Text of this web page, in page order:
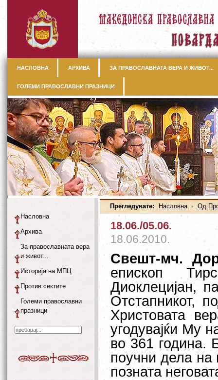
НАСЛОВНА АРХИВА ЗА ПРАВОСЛАВНАТА ВЕРА И ЖИВОТ...
ГОЛЕМИ ПРАВОСЛАВНИ ПРАЗНИЦИ
Прегледувате: Насловна Од
18.06./05.06.
18.06.2010.
Свешт-мч.
епископ
Диоклецијан,
Отстапникот,
Христовата
угодувајќи Му
во 361 година.
поучни дела на
позната
Насловна
Архива
За православната вера
и живот...
Историја на МПЦ
Против сектите
Големи православни
празници